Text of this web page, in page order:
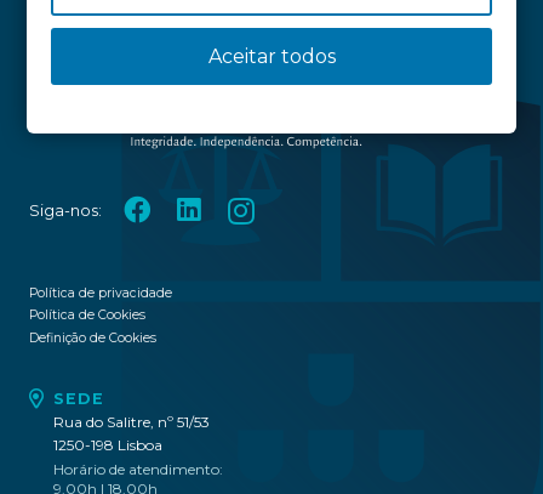
Siga-nos:
Política de privacidade
Política de Cookies
Definição de Cookies
SEDE
Rua do Salitre, nº 51/53
1250-198 Lisboa
Horário de atendimento:
9.00h | 18.00h
Aceitar todos